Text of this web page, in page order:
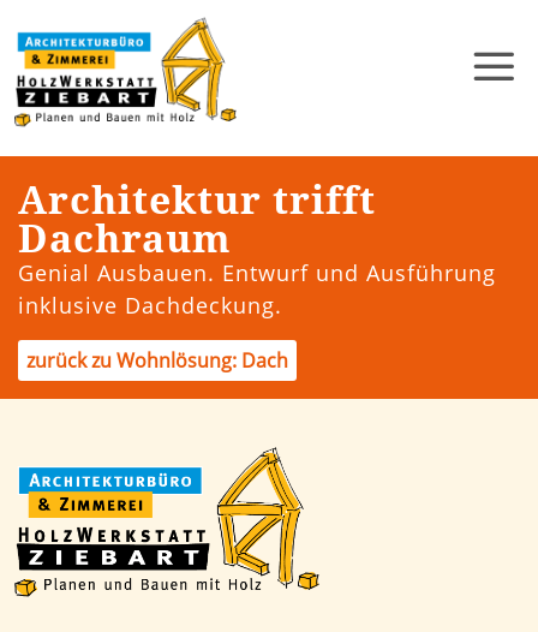
Architektur trifft
Dachraum
Genial Ausbauen. Entwurf und Ausführung
inklusive Dachdeckung.
zurück zu Wohnlösung: Dach